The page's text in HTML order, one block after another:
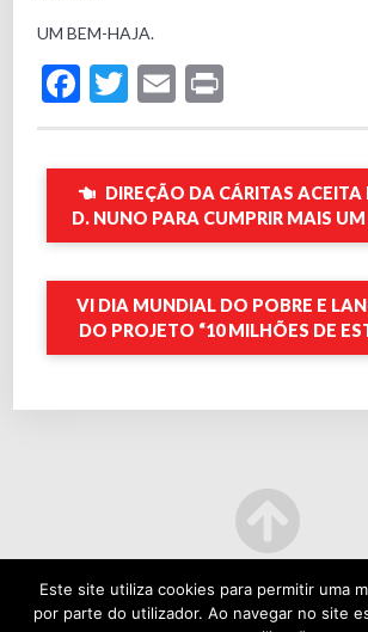
UM BEM-HAJA.
Facebook
Twitter
Email
DIREÇÃO DA CÁRITAS ACEITA
D. NUNO PARA CUMPRIR MAIS
VI DIA MUNDIAL DO POBRE E
DO PROJETO “10 MILHÕES DE
Este site utiliza cookies para permitir uma
por parte do utilizador. Ao navegar no site